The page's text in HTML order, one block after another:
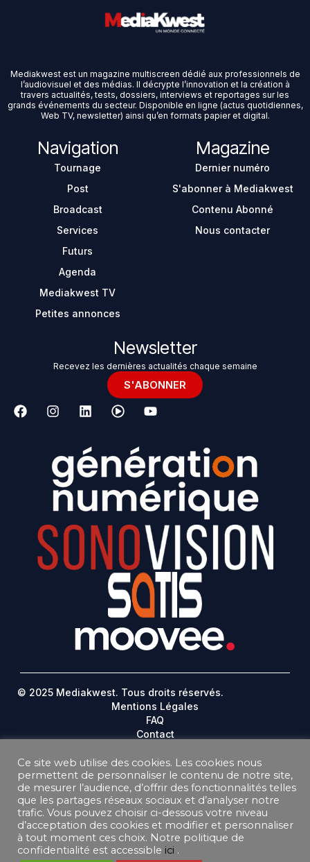
Mediakwest est un magazine multiscreen dédié aux professionnels de
l’audiovisuel et des médias. Il décrypte l’innovation et la création à
travers actualités, tests, dossiers, interviews et reportages sur les
grands événements du secteur. Disponible en ligne (actus quotidiennes,
Web TV, newsletter) ainsi qu’en formats papier et digital.
Navigation
Tournage
Post
Broadcast
Services
Futurs
Agenda
Mediakwest TV
Petites annonces
Magazine
Dernier numéro
S'abonner à Mediakwest
Contenu Abonné
Nous contacter
Newsletter
Recevez les dernières actualités chaque semaine
S'ABONNER
© 2025 Mediakwest. Tous droits réservés.
Mentions Légales
FAQ
Contact
DONNEES PERSONNELLES
CONDITIONS GÉNÉRALES DE VENTE ABONNEMENT
CONDITIONS GÉNÉRALES D’UTILISATION
Ce site web utilise des cookies. Les cookies nous
permettent de personnaliser le contenu de notre site,
de mesurer l’audience, d’offrir des fonctionnalités telles
que les partages réseaux sociaux et d’analyser notre
trafic. Vous pouvez choisir ci-dessous votre niveau
d’acceptation des cookies et modifier et personnaliser
à tout moment ces choix. Notre politique de
confidentialité est accessible ici .